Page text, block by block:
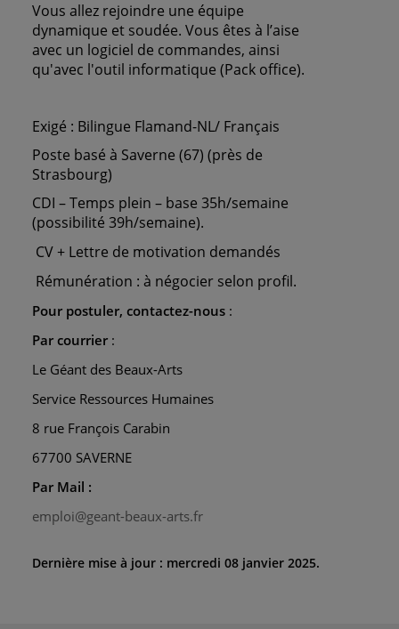
Vous allez rejoindre une équipe
dynamique et soudée. Vous êtes à l’aise
avec un logiciel de commandes, ainsi
qu'avec l'outil informatique (Pack office).
Exigé : Bilingue Flamand-NL/ Français
Poste basé à Saverne (67) (près de
Strasbourg)
CDI – Temps plein – base 35h/semaine
(possibilité 39h/semaine).
CV + Lettre de motivation demandés
Rémunération : à négocier selon profil.
Pour postuler, contactez-nous :
Par courrier :
Le Géant des Beaux-Arts
Service Ressources Humaines
8 rue François Carabin
67700 SAVERNE
Par Mail :
emploi@geant-beaux-arts.fr
Dernière mise à jour : mercredi 08 janvier 2025.